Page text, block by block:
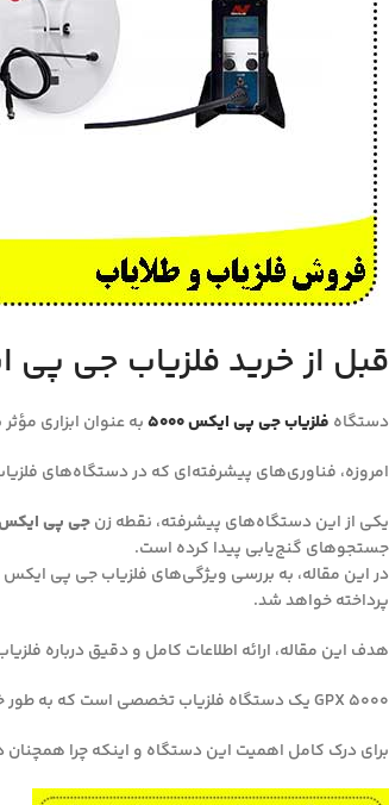
قبل از خرید فلزیاب جی پی ایکس 5000 بدانید: مزایا،
دستگاه فلزیاب‌ جی پی ایکس ۵۰۰۰
به عنوان ابزاری
امروزه، فناوری‌های پیشرفته‌ای که در دستگاه‌های
یکی از این دستگاه‌های پیشرفته، نقطه زنجی پی ایکس
جستجوهای گنج‌یابی پیدا کرده است.
پرداخته خواهد شد.
هدف این مقاله، ارائه اطلاعات کامل و دقیق درباره فلزیاب جی پی ایکس ۵۰۰۰ است تا مخاطبان با آگاهی بیشتری به انتخاب و
GPX 5000 یک دستگاه فلزیاب تخصصی است که به طور خاص برای کاوش طلا و فلزات با ارزش در اعماق زمین و در سخت‌ترین شرایط خاک طراحی شده است.
برای درک کامل اهمیت این دستگاه و اینکه چرا همچنان